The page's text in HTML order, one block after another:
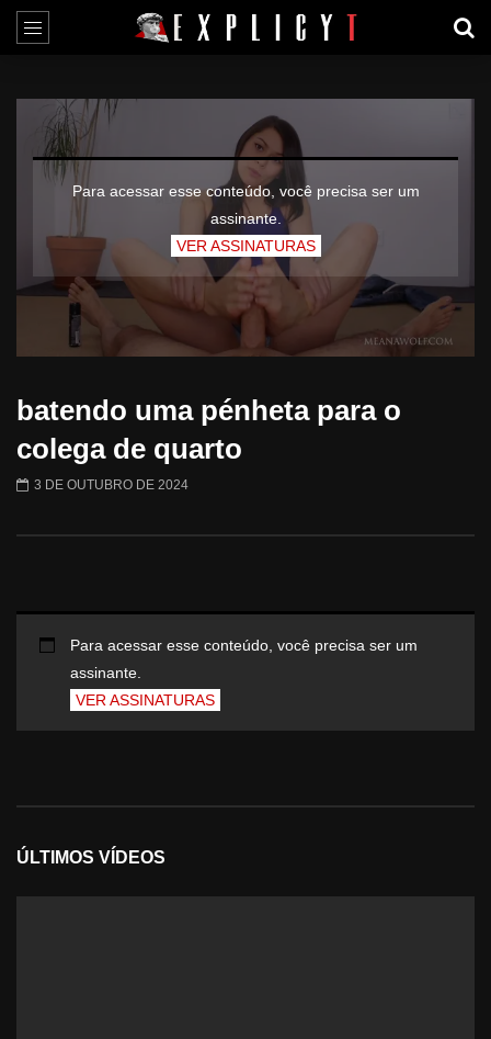
Para acessar esse conteúdo, você precisa ser um
assinante.
VER ASSINATURAS
batendo uma pénheta para o
colega de quarto
3 DE OUTUBRO DE 2024
Para acessar esse conteúdo, você precisa ser um
assinante.
VER ASSINATURAS
ÚLTIMOS VÍDEOS